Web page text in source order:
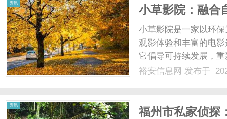
资讯
小草影院：融合
小草影院是一家以环
观影体验和丰富的电
它倡导可持续发展，
裕安信息网 发布于
资讯
福州市私家侦探